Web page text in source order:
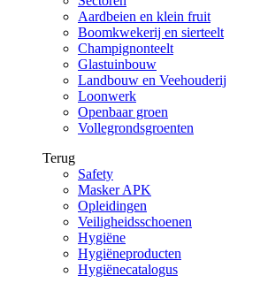
Aardbeien en klein fruit
Boomkwekerij en sierteelt
Champignonteelt
Glastuinbouw
Landbouw en Veehouderij
Loonwerk
Openbaar groen
Vollegrondsgroenten
Terug
Safety
Masker APK
Opleidingen
Veiligheidsschoenen
Hygiëne
Hygiëneproducten
Hygiënecatalogus